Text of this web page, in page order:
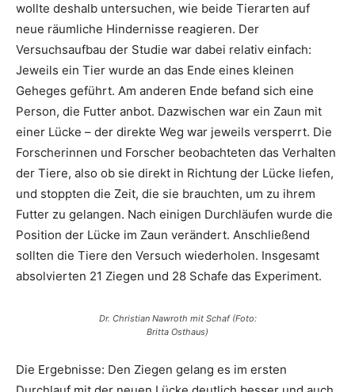
wollte deshalb untersuchen, wie beide Tierarten auf
neue räumliche Hindernisse reagieren. Der
Versuchsaufbau der Studie war dabei relativ einfach:
Jeweils ein Tier wurde an das Ende eines kleinen
Geheges geführt. Am anderen Ende befand sich eine
Person, die Futter anbot. Dazwischen war ein Zaun mit
einer Lücke – der direkte Weg war jeweils versperrt. Die
Forscherinnen und Forscher beobachteten das Verhalten
der Tiere, also ob sie direkt in Richtung der Lücke liefen,
und stoppten die Zeit, die sie brauchten, um zu ihrem
Futter zu gelangen. Nach einigen Durchläufen wurde die
Position der Lücke im Zaun verändert. Anschließend
sollten die Tiere den Versuch wiederholen. Insgesamt
absolvierten 21 Ziegen und 28 Schafe das Experiment.
Dr. Christian Nawroth mit Schaf (Foto:
Britta Osthaus)
Die Ergebnisse: Den Ziegen gelang es im ersten